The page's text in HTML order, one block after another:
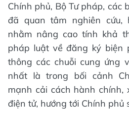
Chính phủ, Bộ Tư pháp, các
đã quan tâm nghiên cứu,
nhằm nâng cao tính khả
pháp luật về đăng ký biện
thông các chuỗi cung ứng
nhất là trong bối cảnh
mạnh cải cách hành chính,
điện tử, hướng tới Chính phủ